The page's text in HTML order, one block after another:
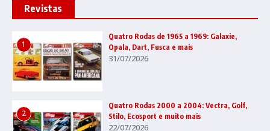
Revistas
1
Quatro Rodas de 1965 a 1969: Galaxie,
Opala, Dart, Fusca e mais
31/07/2026
2
Quatro Rodas 2000 a 2004: Vectra, Golf,
Stilo, Ecosport e muito mais
22/07/2026